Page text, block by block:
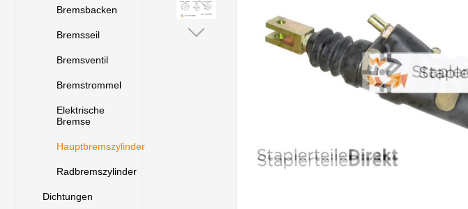
Bremsbacken
Bremsseil
Bremsventil
Bremstrommel
Elektrische
Bremse
Hauptbremszylinder
Radbremszylinder
Dichtungen